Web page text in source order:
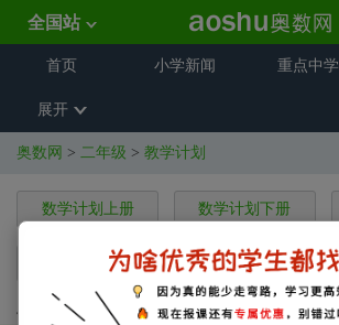
全国站
首页 小学新闻 重点中学
展开
奥数网 > 二年级 > 教学计划
数学计划上册 数学计划下册
语文计划下册 英语计划上册
二年级数学教学计划上册